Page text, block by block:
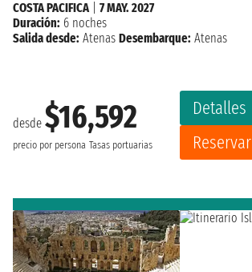
desde $16,592
precio por persona Tasas portuarias
Detalles
Reservar
COSTA PACIFICA| 7 MAY. 2027
Duración: 6 noches
Salida desde: Atenas Desembarque: Atenas